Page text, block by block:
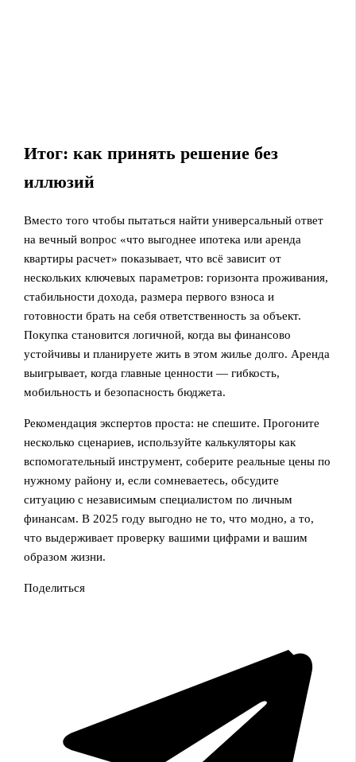
Итог: как принять решение без
иллюзий
Вместо того чтобы пытаться найти универсальный ответ
на вечный вопрос «что выгоднее ипотека или аренда
квартиры расчет» показывает, что всё зависит от
нескольких ключевых параметров: горизонта проживания,
стабильности дохода, размера первого взноса и
готовности брать на себя ответственность за объект.
Покупка становится логичной, когда вы финансово
устойчивы и планируете жить в этом жилье долго. Аренда
выигрывает, когда главные ценности — гибкость,
мобильность и безопасность бюджета.
Рекомендация экспертов проста: не спешите. Прогоните
несколько сценариев, используйте калькуляторы как
вспомогательный инструмент, соберите реальные цены по
нужному району и, если сомневаетесь, обсудите
ситуацию с независимым специалистом по личным
финансам. В 2025 году выгодно не то, что модно, а то,
что выдерживает проверку вашими цифрами и вашим
образом жизни.
Поделиться